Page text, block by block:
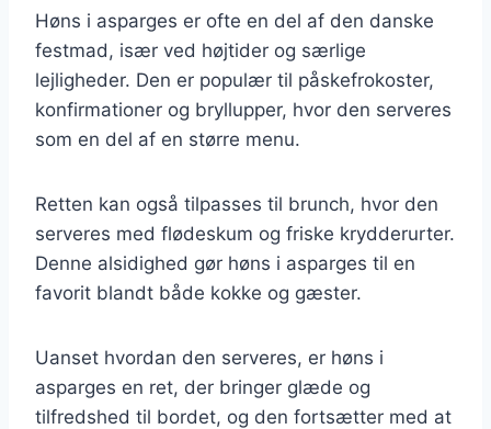
Høns i asparges er ofte en del af den danske
festmad, især ved højtider og særlige
lejligheder. Den er populær til påskefrokoster,
konfirmationer og bryllupper, hvor den serveres
som en del af en større menu.
Retten kan også tilpasses til brunch, hvor den
serveres med flødeskum og friske krydderurter.
Denne alsidighed gør høns i asparges til en
favorit blandt både kokke og gæster.
Uanset hvordan den serveres, er høns i
asparges en ret, der bringer glæde og
tilfredshed til bordet, og den fortsætter med at